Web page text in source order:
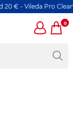
- Vileda Pro Clean
0